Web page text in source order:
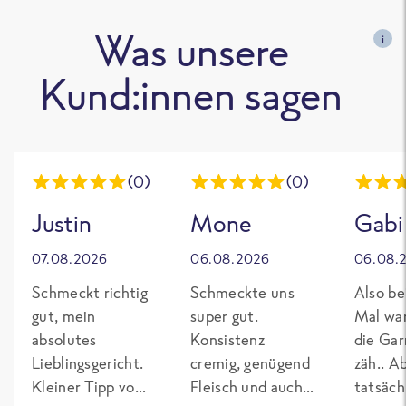
Was unsere
Kund:innen sagen
i
(0)
Justin
07.08.2026
Schmeckt richtig
gut, mein
absolutes
Lieblingsgericht.
Kleiner Tipp von
(0)
Mone
06.08.2026
Schmeckte uns
super gut.
Konsistenz
cremig, genügend
Fleisch und auch
Gabi
Also
Mal
die
zäh..